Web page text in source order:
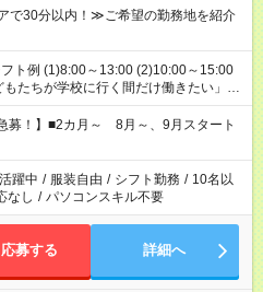
で30分以内！≫ご希望の勤務地を紹介
備がしたい」 「午前中は働いて、午後
したい」 など、ご希望を教えてくださ
勤務時間。 合計で週40時間を超える
募！】■2カ月～ 8月～、9月スタート
躍中 / 服装自由 / シフト勤務 / 10名以
なし / パソコンスキル不要
応募する 詳細へ